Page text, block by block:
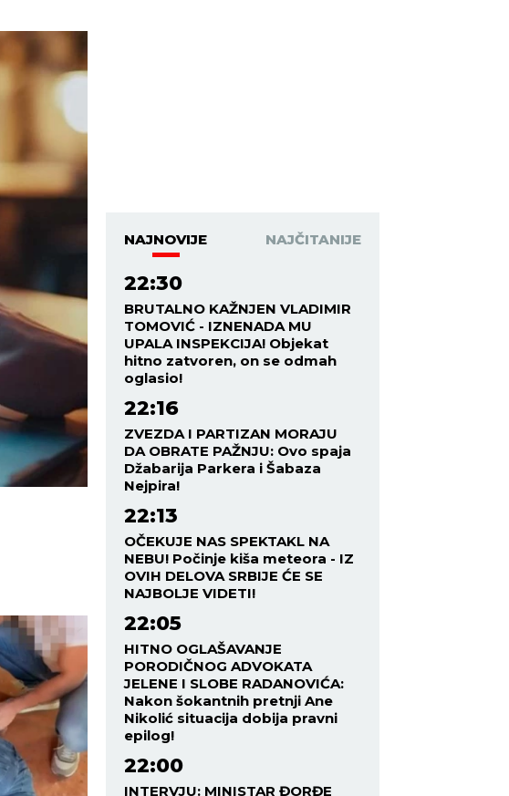
NAJNOVIJE NAJČITANIJE
22:30
BRUTALNO KAŽNJEN VLADIMIR
TOMOVIĆ - IZNENADA MU
UPALA INSPEKCIJA! Objekat
hitno zatvoren, on se odmah
oglasio!
22:16
ZVEZDA I PARTIZAN MORAJU
DA OBRATE PAŽNJU: Ovo spaja
Džabarija Parkera i Šabaza
Nejpira!
22:13
OČEKUJE NAS SPEKTAKL NA
NEBU! Počinje kiša meteora - IZ
OVIH DELOVA SRBIJE ĆE SE
NAJBOLJE VIDETI!
22:05
HITNO OGLAŠAVANJE
PORODIČNOG ADVOKATA
JELENE I SLOBE RADANOVIĆA:
Nakon šokantnih pretnji Ane
Nikolić situacija dobija pravni
epilog!
22:00
INTERVJU: MINISTAR ĐORĐE